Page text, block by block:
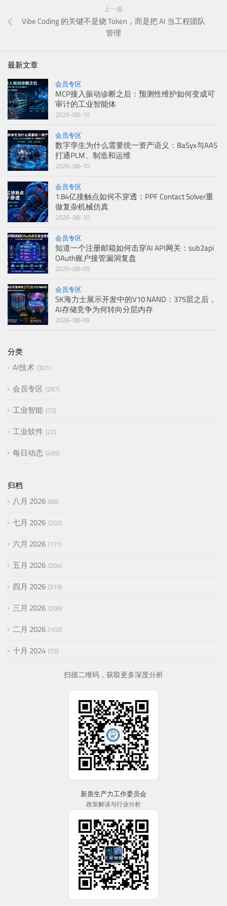
上一篇
Vibe Coding 的关键不是烧 Token，而是把 AI 当工程团队
管理
最新文章
会员专区
MCP接入振动诊断之后：预测性维护如何变成可
审计的工业智能体
2026-08-10
会员专区
数字孪生为什么需要统一资产语义：BaSyx与AAS
打通PLM、制造和运维
2026-08-10
会员专区
1.84亿接触点如何不穿透：PPF Contact Solver重
做复杂机械仿真
2026-08-10
会员专区
知道一个注册邮箱如何击穿AI API网关：sub2api
OAuth账户接管漏洞复盘
2026-08-09
会员专区
SK海力士展示开发中的V10 NAND：375层之后，
AI存储竞争为何转向分层内存
2026-08-09
分类
AI技术 301
会员专区 297
工业智能 72
工业软件 22
每日动态 495
归档
八月 2026 68
七月 2026 202
六月 2026 171
五月 2026 204
四月 2026 219
三月 2026 206
二月 2026 102
十月 2024 15
扫描二维码，获取更多深度分析
新质生产力工作委员会
政策解读与行业分析